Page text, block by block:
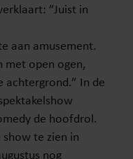
”Juist in
aan amusement.
met open ogen,
achtergrond.” In de
de hoofdrol.
te zien in
nog